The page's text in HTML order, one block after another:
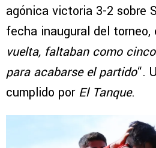
agónica victoria 3-2 sobre
fecha inaugural del torneo,
vuelta, faltaban como
para acabarse el partido“.
cumplido por El Tanque.